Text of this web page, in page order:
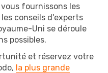
fournissons les
conseils d'experts
Uni se déroule
possibles.
et réservez votre
la plus grande